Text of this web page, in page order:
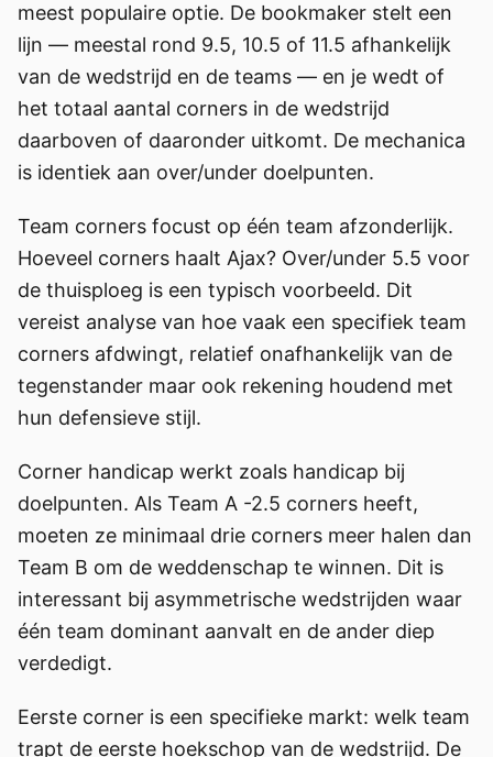
meest populaire optie. De bookmaker stelt een
lijn — meestal rond 9.5, 10.5 of 11.5 afhankelijk
van de wedstrijd en de teams — en je wedt of
het totaal aantal corners in de wedstrijd
daarboven of daaronder uitkomt. De mechanica
is identiek aan over/under doelpunten.
Team corners focust op één team afzonderlijk.
Hoeveel corners haalt Ajax? Over/under 5.5 voor
de thuisploeg is een typisch voorbeeld. Dit
vereist analyse van hoe vaak een specifiek team
corners afdwingt, relatief onafhankelijk van de
tegenstander maar ook rekening houdend met
hun defensieve stijl.
Corner handicap werkt zoals handicap bij
doelpunten. Als Team A -2.5 corners heeft,
moeten ze minimaal drie corners meer halen dan
Team B om de weddenschap te winnen. Dit is
interessant bij asymmetrische wedstrijden waar
één team dominant aanvalt en de ander diep
verdedigt.
Eerste corner is een specifieke markt: welk team
trapt de eerste hoekschop van de wedstrijd. De